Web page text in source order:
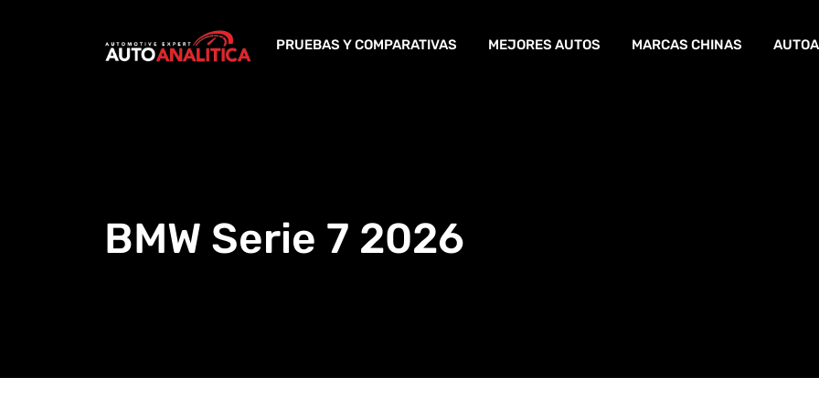
PRUEBAS Y COMPARATIVAS MEJORES AUTOS MARCAS CHINAS
BMW Serie 7 2026